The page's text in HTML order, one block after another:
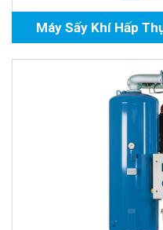
Máy Sấy Khí Hấp